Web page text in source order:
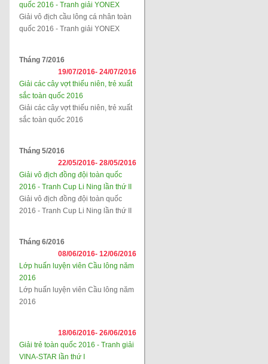
quốc 2016 - Tranh giải YONEX
Giải vô địch cầu lông cá nhân toàn
quốc 2016 - Tranh giải YONEX
Tháng 7/2016
19/07/2016- 24/07/2016
Giải các cây vợt thiếu niên, trẻ xuất
sắc toàn quốc 2016
Giải các cây vợt thiếu niên, trẻ xuất
sắc toàn quốc 2016
Tháng 5/2016
22/05/2016- 28/05/2016
Giải vô địch đồng đội toàn quốc
2016 - Tranh Cup Li Ning lần thứ II
Giải vô địch đồng đội toàn quốc
2016 - Tranh Cup Li Ning lần thứ II
Tháng 6/2016
08/06/2016- 12/06/2016
Lớp huấn luyện viên Cầu lông năm
2016
Lớp huấn luyện viên Cầu lông năm
2016
18/06/2016- 26/06/2016
Giải trẻ toàn quốc 2016 - Tranh giải
VINA-STAR lần thứ I